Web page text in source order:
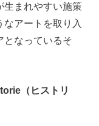
生まれやすい施策
なアートを取り入
となっているそ
（ヒストリ